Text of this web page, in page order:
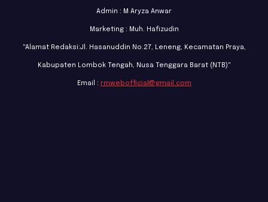
Admin : M Aryza Anwar
Marketing : Muh. Hafizudin
"Alamat Redaksi:Jl. Hasanuddin No.27, Leneng, Kecamatan Praya,
Kabupaten Lombok Tengah, Nusa Tenggara Barat (NTB)"
Email : rmwebofficial@gmail.com